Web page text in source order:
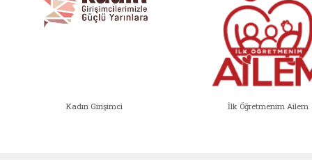
Kadın Girişimci İlk Öğretmenim Ailem